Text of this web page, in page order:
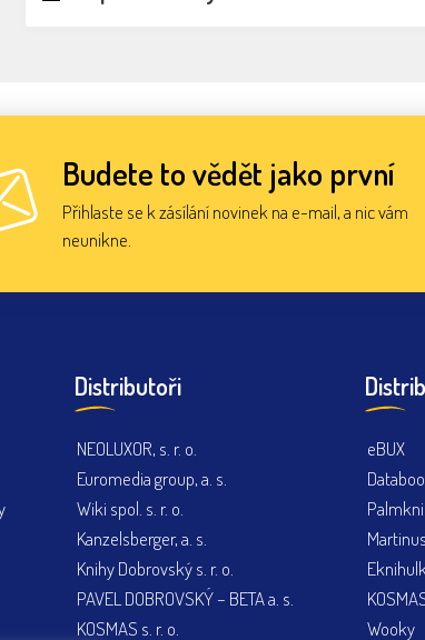
Budete to vědět jako první
Přihlaste se k zásílání novinek na e-mail, a nic vám
neunikne.
Distributoři
NEOLUXOR, s. r. o.
Euromedia group, a. s.
Wiki spol. s. r. o.
Kanzelsberger, a. s.
Knihy Dobrovský s. r. o.
PAVEL DOBROVSKÝ – BETA a. s.
KOSMAS s. r. o.
eBUX
Wooky